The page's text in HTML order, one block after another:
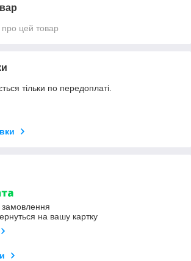
про цей товар
тільки по передоплаті.
на вашу картку